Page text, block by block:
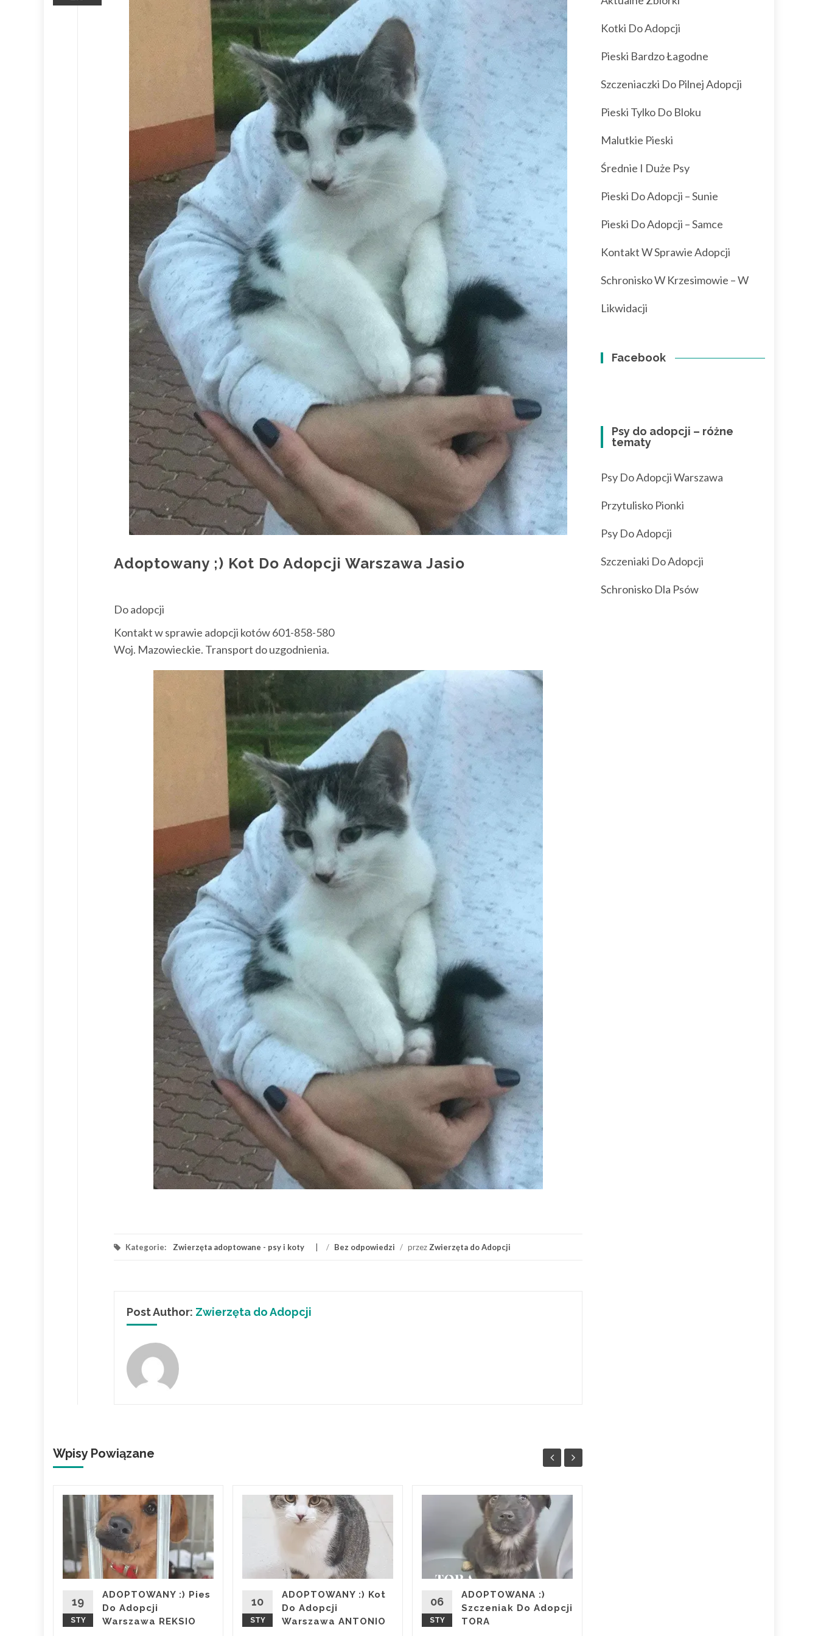
Adoptowany ;) Kot Do Adopcji Warszawa Jasio
Do adopcji
Kontakt w sprawie adopcji kotów 601-858-580
Woj. Mazowieckie. Transport do uzgodnienia.
Kategorie: Zwierzęta adoptowane - psy i koty / Bez odpowiedzi / przezZwierzęta do Adopcji
Post Author: Zwierzęta do Adopcji
Wpisy Powiązane
19
STY
ADOPTOWANY :) Pies
Do Adopcji
Warszawa REKSIO
10
STY
ADOPTOWANY :) Kot
Do Adopcji
Warszawa ANTONIO
06
STY
ADOPTOWANA :)
Szczeniak Do Adopcji
TORA
Kotki Do Adopcji
Pieski Bardzo Łagodne
Szczeniaczki Do Pilnej Adopcji
Pieski Tylko Do Bloku
Malutkie Pieski
Średnie I Duże Psy
Pieski Do Adopcji – Sunie
Pieski Do Adopcji – Samce
Kontakt W Sprawie Adopcji
Schronisko W Krzesimowie – W
Likwidacji
Facebook
Psy do adopcji – różne
tematy
Psy Do Adopcji Warszawa
Przytulisko Pionki
Psy Do Adopcji
Szczeniaki Do Adopcji
Schronisko Dla Psów